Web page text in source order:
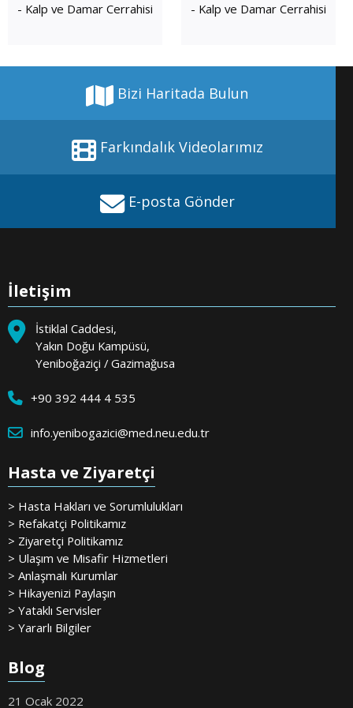
- Kalp ve Damar Cerrahisi
- Kalp ve Damar Cerrahisi
Bizi Haritada Bulun
Farkındalık Videolarımız
E-posta Gönder
İletişim
İstiklal Caddesi,
Yakın Doğu Kampüsü,
Yeniboğaziçi / Gazimağusa
+90 392 444 4 535
info.yenibogazici@med.neu.edu.tr
Hasta ve Ziyaretçi
> Hasta Hakları ve Sorumlulukları
> Refakatçi Politikamız
> Ziyaretçi Politikamız
> Ulaşım ve Misafir Hizmetleri
> Anlaşmalı Kurumlar
> Hikayenizi Paylaşın
> Yataklı Servisler
> Yararlı Bilgiler
Blog
21 Ocak 2022